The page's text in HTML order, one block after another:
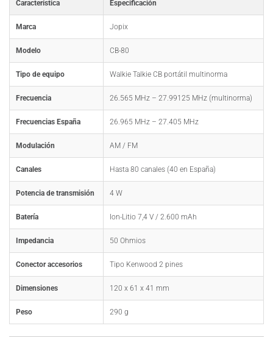
Característica Especificación
Marca Jopix
Modelo CB-80
Tipo de equipo Walkie Talkie CB portátil multinorma
Frecuencia 26.565 MHz – 27.99125 MHz (multinorma)
Frecuencias España 26.965 MHz – 27.405 MHz
Modulación AM / FM
Canales Hasta 80 canales (40 en España)
Potencia de transmisión 4 W
Batería Ion-Litio 7,4 V / 2.600 mAh
Impedancia 50 Ohmios
Conector accesorios Tipo Kenwood 2 pines
Dimensiones 120 x 61 x 41 mm
Peso 290 g